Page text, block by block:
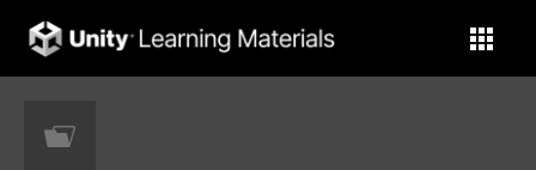
Unity Learning Materials